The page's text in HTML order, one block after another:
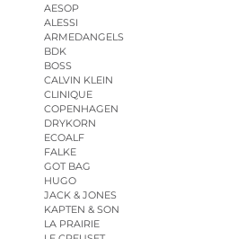
AESOP
ALESSI
ARMEDANGELS
BDK
BOSS
CALVIN KLEIN
CLINIQUE
COPENHAGEN
DRYKORN
ECOALF
FALKE
GOT BAG
HUGO
JACK & JONES
KAPTEN & SON
LA PRAIRIE